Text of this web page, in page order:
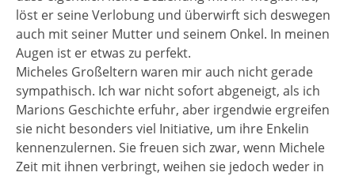
löst er seine Verlobung und überwirft sich deswegen
auch mit seiner Mutter und seinem Onkel. In meinen
Augen ist er etwas zu perfekt.
Micheles Großeltern waren mir auch nicht gerade
sympathisch. Ich war nicht sofort abgeneigt, als ich
Marions Geschichte erfuhr, aber irgendwie ergreifen
sie nicht besonders viel Initiative, um ihre Enkelin
kennenzulernen. Sie freuen sich zwar, wenn Michele
Zeit mit ihnen verbringt, weihen sie jedoch weder in